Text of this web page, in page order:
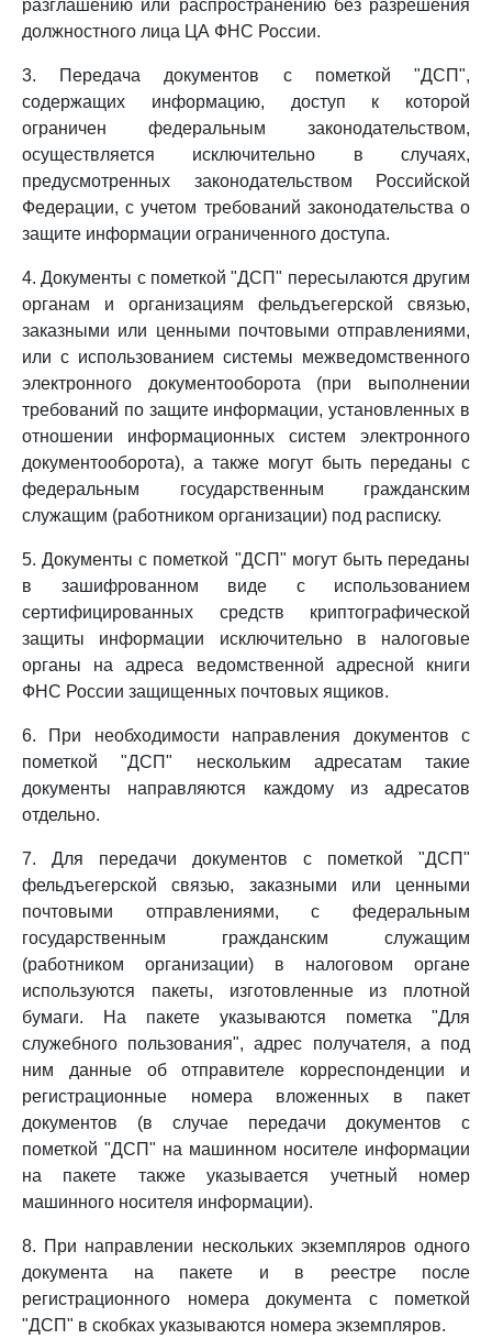
разглашению или распространению без разрешения
должностного лица ЦА ФНС России.
3. Передача документов с пометкой "ДСП",
содержащих информацию, доступ к которой
ограничен федеральным законодательством,
осуществляется исключительно в случаях,
предусмотренных законодательством Российской
Федерации, с учетом требований законодательства о
защите информации ограниченного доступа.
4. Документы с пометкой "ДСП" пересылаются другим
органам и организациям фельдъегерской связью,
заказными или ценными почтовыми отправлениями,
или с использованием системы межведомственного
электронного документооборота (при выполнении
требований по защите информации, установленных в
отношении информационных систем электронного
документооборота), а также могут быть переданы с
федеральным государственным гражданским
служащим (работником организации) под расписку.
5. Документы с пометкой "ДСП" могут быть переданы
в зашифрованном виде с использованием
сертифицированных средств криптографической
защиты информации исключительно в налоговые
органы на адреса ведомственной адресной книги
ФНС России защищенных почтовых ящиков.
6. При необходимости направления документов с
пометкой "ДСП" нескольким адресатам такие
документы направляются каждому из адресатов
отдельно.
7. Для передачи документов с пометкой "ДСП"
фельдъегерской связью, заказными или ценными
почтовыми отправлениями, с федеральным
государственным гражданским служащим
(работником организации) в налоговом органе
используются пакеты, изготовленные из плотной
бумаги. На пакете указываются пометка "Для
служебного пользования", адрес получателя, а под
ним данные об отправителе корреспонденции и
регистрационные номера вложенных в пакет
документов (в случае передачи документов с
пометкой "ДСП" на машинном носителе информации
на пакете также указывается учетный номер
машинного носителя информации).
8. При направлении нескольких экземпляров одного
документа на пакете и в реестре после
регистрационного номера документа с пометкой
"ДСП" в скобках указываются номера экземпляров.